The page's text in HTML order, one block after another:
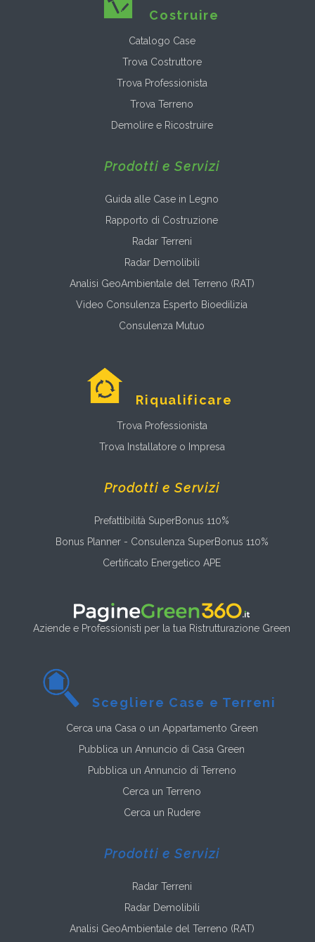
Costruire
Catalogo Case
Trova Costruttore
Trova Professionista
Trova Terreno
Demolire e Ricostruire
Prodotti e Servizi
Guida alle Case in Legno
Rapporto di Costruzione
Radar Terreni
Radar Demolibili
Analisi GeoAmbientale del Terreno (RAT)
Video Consulenza Esperto Bioedilizia
Consulenza Mutuo
Riqualificare
Trova Professionista
Trova Installatore o Impresa
Prodotti e Servizi
Prefattibilità SuperBonus 110%
Bonus Planner - Consulenza SuperBonus 110%
Certificato Energetico APE
Aziende e Professionisti per la tua Ristrutturazione Green
Scegliere Case e Terreni
Cerca una Casa o un Appartamento Green
Pubblica un Annuncio di Casa Green
Pubblica un Annuncio di Terreno
Cerca un Terreno
Cerca un Rudere
Prodotti e Servizi
Radar Terreni
Radar Demolibili
Analisi GeoAmbientale del Terreno (RAT)